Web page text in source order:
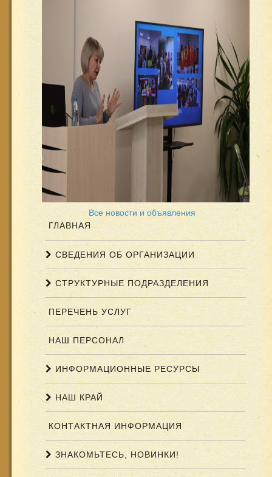
Все новости и объявления
ГЛАВНАЯ
СВЕДЕНИЯ ОБ ОРГАНИЗАЦИИ
СТРУКТУРНЫЕ ПОДРАЗДЕЛЕНИЯ
ПЕРЕЧЕНЬ УСЛУГ
НАШ ПЕРСОНАЛ
ИНФОРМАЦИОННЫЕ РЕСУРСЫ
НАШ КРАЙ
КОНТАКТНАЯ ИНФОРМАЦИЯ
ЗНАКОМЬТЕСЬ, НОВИНКИ!